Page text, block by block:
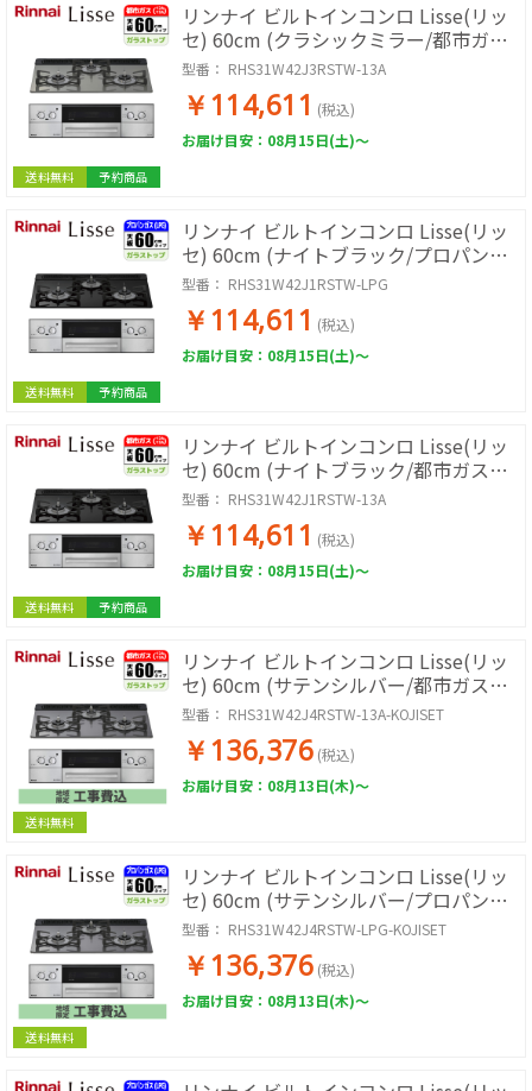
送料無料 予約商品
リンナイ ビルトインコンロ Lisse(リッ
セ) 60cm (クラシックミラー/都市ガス
用) RHS31W42J3RSTW-13A
型番： RHS31W42J3RSTW-13A
￥114,611 (税込)
お届け目安：08月15日(土)～
送料無料 予約商品
リンナイ ビルトインコンロ Lisse(リッ
セ) 60cm (ナイトブラック/プロパン用)
RHS31W42J1RSTW-LPG
型番： RHS31W42J1RSTW-LPG
￥114,611 (税込)
お届け目安：08月15日(土)～
送料無料 予約商品
リンナイ ビルトインコンロ Lisse(リッ
セ) 60cm (ナイトブラック/都市ガス用)
RHS31W42J1RSTW-13A
型番： RHS31W42J1RSTW-13A
￥114,611 (税込)
お届け目安：08月15日(土)～
送料無料
リンナイ ビルトインコンロ Lisse(リッ
セ) 60cm (サテンシルバー/都市ガス用)
【土日祭日配送不可】【標準工事費込
み】 RHS31W42J4RSTW-13A-
KOJISET
型番： RHS31W42J4RSTW-13A-KOJISET
￥136,376 (税込)
お届け目安：08月13日(木)～
送料無料
リンナイ ビルトインコンロ Lisse(リッ
セ) 60cm (サテンシルバー/プロパン用)
【土日祭日配送不可】【標準工事費込
み】 RHS31W42J4RSTW-LPG-
KOJISET
型番： RHS31W42J4RSTW-LPG-KOJISET
￥136,376 (税込)
お届け目安：08月13日(木)～